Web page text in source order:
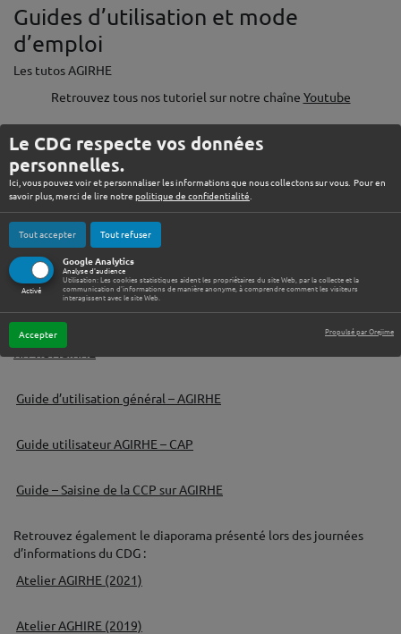
Le CDG respecte vos données
personnelles.
Ici, vous pouvez voir et personnaliser les informations que nous collectons sur vous. Pour en
savoir plus, merci de lire notre politique de confidentialité
Tout accepter Tout refuser
Google Analytics
Activé
Analyse d'audience
Utilisation: Les cookies statistiques aident les propriétaires du site Web, par la collecte et la
communication d'informations de manière anonyme, à comprendre comment les visiteurs
interagissent avec le site Web.
Accepter Propulsé par Orejime
Guides d’utilisation et mode
d’emploi
Les tutos AGIRHE
Retrouvez tous nos tutoriel sur notre chaîne Youtube
Réunion d’information relative aux Lignes Directrices de Gestion
Guide d’utilisation général – AGIRHE
Guide utilisateur AGIRHE – CAP
Guide – Saisine de la CCP sur AGIRHE
Retrouvez également le diaporama présenté lors des journées
d’informations du CDG :
Atelier AGIRHE (2021)
Atelier AGHIRE (2019)